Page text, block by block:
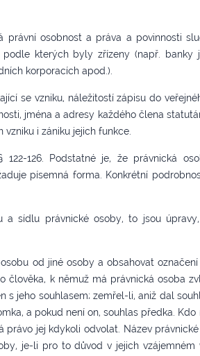
právní osobnost a práva a povinnosti
podle kterých byly zřízeny (např. banky
korporacích apod.).
se vzniku, náležitostí zápisu do
jména a adresy každého člena
i zániku jejich funkce.
126. Podstatné je, že právnická
písemná forma. Konkrétní
a sídlu právnické osoby, to jsou
od jiné osoby a obsahovat
člověka, k němuž má právnická osoba
s jeho souhlasem; zemřel-li, aniž dal
a pokud není on, souhlas předka.
právo jej kdykoli odvolat. Název
je-li pro to důvod v jejich